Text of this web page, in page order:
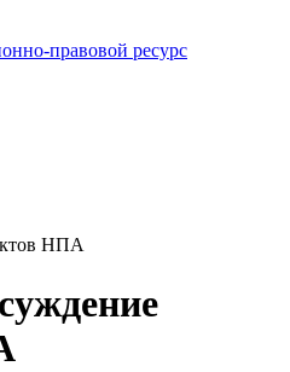
правовой ресурс
НПА